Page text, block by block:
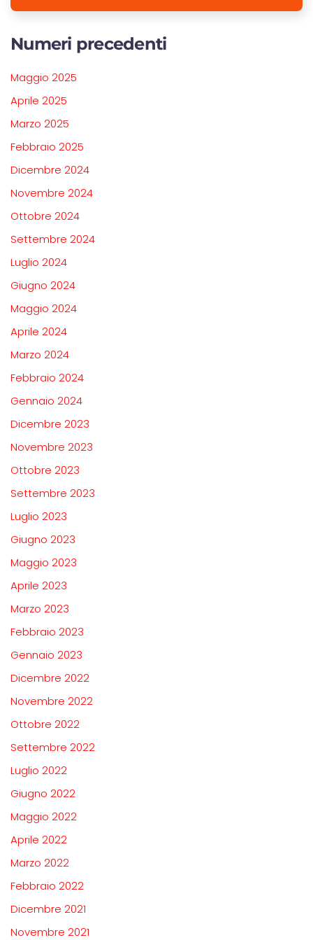
Numeri precedenti
Maggio 2025
Aprile 2025
Marzo 2025
Febbraio 2025
Dicembre 2024
Novembre 2024
Ottobre 2024
Settembre 2024
Luglio 2024
Giugno 2024
Maggio 2024
Aprile 2024
Marzo 2024
Febbraio 2024
Gennaio 2024
Dicembre 2023
Novembre 2023
Ottobre 2023
Settembre 2023
Luglio 2023
Giugno 2023
Maggio 2023
Aprile 2023
Marzo 2023
Febbraio 2023
Gennaio 2023
Dicembre 2022
Novembre 2022
Ottobre 2022
Settembre 2022
Luglio 2022
Giugno 2022
Maggio 2022
Aprile 2022
Marzo 2022
Febbraio 2022
Dicembre 2021
Novembre 2021